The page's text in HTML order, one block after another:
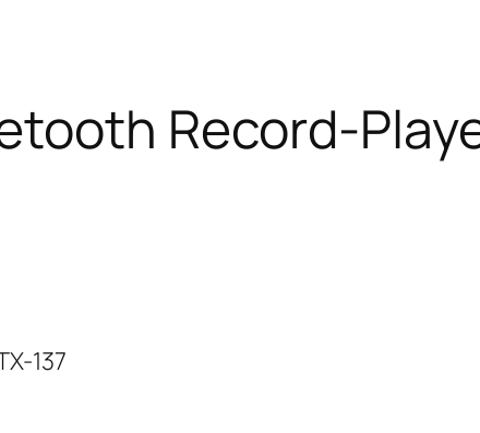
Record-
137